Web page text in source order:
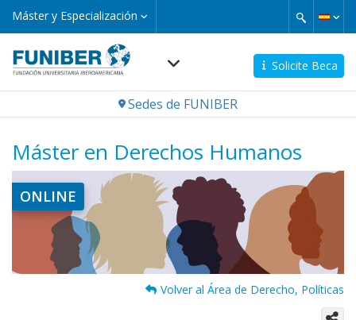
Pasar
principal
Máster y Especialización
Máster
y
Solicite Beca
Navegación
Sedes de FUNIBER
Máster en Derechos Humanos
Imagen
ONLINE
Volver al Área de Derecho, Políticas